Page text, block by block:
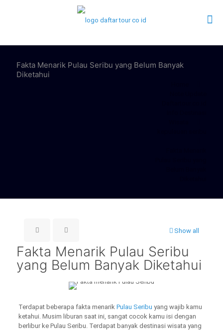
Fakta Menarik Pulau Seribu yang Belum Banyak
Diketahui
Show all
Fakta Menarik Pulau Seribu
yang Belum Banyak Diketahui
Terdapat beberapa fakta menarik Pulau Seribu yang wajib kamu
ketahui. Musim liburan saat ini, sangat cocok kamu isi dengan
berlibur ke Pulau Seribu. Terdapat banyak destinasi wisata yang